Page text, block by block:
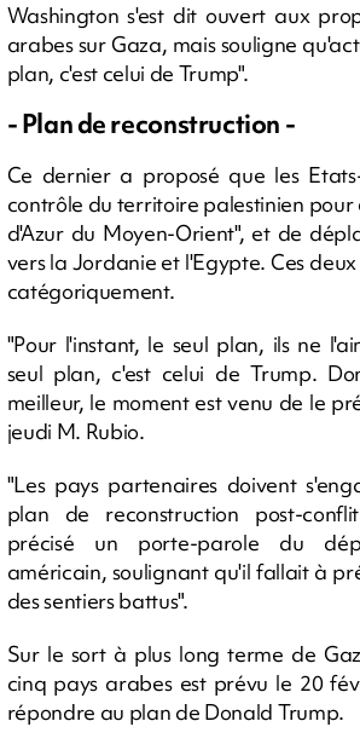
Washington s'est dit ouvert aux
arabes sur Gaza, mais souligne
plan, c'est celui de Trump".
- Plan de reconstruction -
Ce dernier a proposé que les
contrôle du territoire palestinien pour
d'Azur du Moyen-Orient", et de
vers la Jordanie et l'Egypte. Ces
catégoriquement.
"Pour l'instant, le seul plan, ils ne
seul plan, c'est celui de Trump.
meilleur, le moment est venu de le
jeudi M. Rubio.
"Les pays partenaires doivent
plan de reconstruction post-
précisé un porte-parole du
américain, soulignant qu'il fallait à
des sentiers battus".
Sur le sort à plus long terme de
cinq pays arabes est prévu le 20
répondre au plan de Donald Trump.